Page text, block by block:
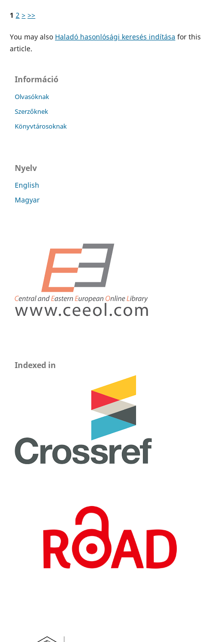
1 2 > >>
You may also Haladó hasonlósági keresés indítása for this
article.
Információ
Olvasóknak
Szerzőknek
Könyvtárosoknak
Nyelv
English
Magyar
Indexed in